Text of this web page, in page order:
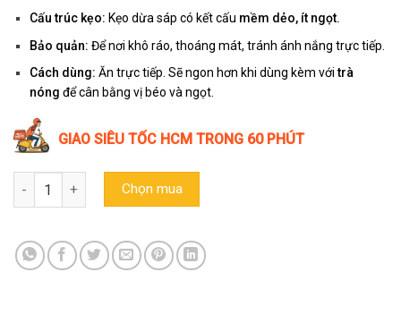
Cấu trúc kẹo: Kẹo dừa sáp có kết cấu mềm dẻo, ít ngọt.
Bảo quản: Để nơi khô ráo, thoáng mát, tránh ánh nắng trực tiếp.
Cách dùng: Ăn trực tiếp. Sẽ ngon hơn khi dùng kèm vớitrà
nóng để cân bằng vị béo và ngọt.
GIAO SIÊU TỐC HCM TRONG 60 PHÚT
Kẹo dừa sáp lá dứa Vicosap (Hộp 100g) - Đặc sản Trà Vinh số
Chọn mua